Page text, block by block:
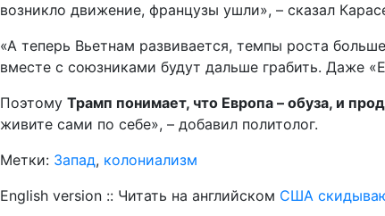
возникло движение, французы ушли», – сказал
«А теперь Вьетнам развивается, темпы роста
вместе с союзниками будут дальше грабить. Даже
Поэтому Трамп понимает, что Европа – обуза, и
живите сами по себе», – добавил политолог.
Метки: Запад, колониализм
English version :: Читать на английском США